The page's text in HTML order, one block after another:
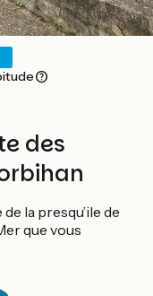
des
la presqu’ile de
que vous